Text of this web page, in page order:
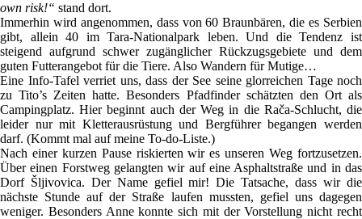
own risk!“ stand dort.
Immerhin wird angenommen, dass von 60 Braunbären, die es Serbien
gibt, allein 40 im Tara-Nationalpark leben. Und die Tendenz ist
steigend aufgrund schwer zugänglicher Rückzugsgebiete und dem
guten Futterangebot für die Tiere. Also Wandern für Mutige…
Eine Info-Tafel verriet uns, dass der See seine glorreichen Tage noch
zu Tito’s Zeiten hatte. Besonders Pfadfinder schätzten den Ort als
Campingplatz. Hier beginnt auch der Weg in die Rača-Schlucht, die
leider nur mit Kletterausrüstung und Bergführer begangen werden
darf. (Kommt mal auf meine To-do-Liste.)
Nach einer kurzen Pause riskierten wir es unseren Weg fortzusetzen.
Über einen Forstweg gelangten wir auf eine Asphaltstraße und in das
Dorf Šljivovica. Der Name gefiel mir! Die Tatsache, dass wir die
nächste Stunde auf der Straße laufen mussten, gefiel uns dagegen
weniger. Besonders Anne konnte sich mit der Vorstellung nicht recht